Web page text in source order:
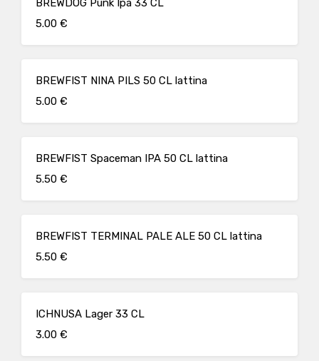
BREWDOG Punk Ipa 33 CL
5.00 €
BREWFIST NINA PILS 50 CL lattina
5.00 €
BREWFIST Spaceman IPA 50 CL lattina
5.50 €
BREWFIST TERMINAL PALE ALE 50 CL lattina
5.50 €
ICHNUSA Lager 33 CL
3.00 €